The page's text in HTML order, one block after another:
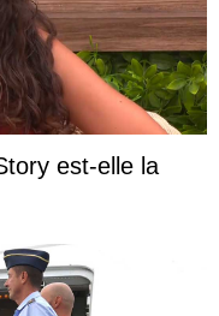
est-elle la